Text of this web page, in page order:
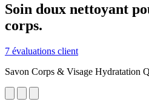
Soin doux nettoyant
corps.
7 évaluations client
Savon Corps & Visage Hydratation